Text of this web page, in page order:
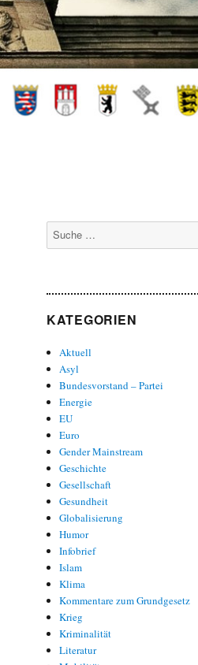
Suche
nach:
KATEGORIEN
Aktuell
Asyl
Bundesvorstand – Partei
Energie
EU
Euro
Gender Mainstream
Geschichte
Gesellschaft
Gesundheit
Globalisierung
Humor
Infobrief
Islam
Klima
Kommentare zum Grundgesetz
Krieg
Kriminalität
Literatur